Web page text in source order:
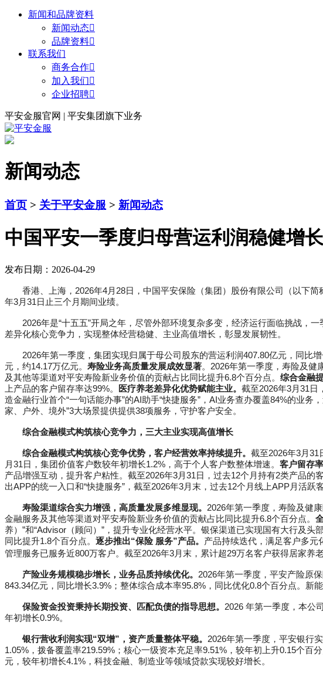
新闻和品牌资料
新闻动态
品牌资料
联系我们
商务合作
加入我们
企业招聘
平安金服官网 | 平安集团旗下业务
新闻动态
首页 > 关于平安金服 > 新闻动态
中国平安一季度归母营运利润稳健增
发布日期：2026-04-29
香港、上海，2026年4月28日，中国平安保险（集团）股份有限公司（以下
年3月31日止三个月期间业绩。
2026年是“十五五”开局之年，尽管外部环境复杂多变，经济运行面临挑战，
差异化核心竞争力，实现整体经营稳健、主业高值增长，彰显发展韧性。
2026年第一季度，集团实现归属于母公司股东的营运利润407.80亿元，同比
元，约14.17万亿元。 寿险业务高质量发展成效显著。2026年第一季度，寿险及健
及其他等渠道对平安寿险新业务价值的贡献占比同比提升6.8个百分点。 综合金融
上产品的客户留存率达99%。
医疗养老差异化优势赋能主业。 截至2026年3月31日
造金融行业首个“一句话能办事”的AI助手“快捷服务”，AI业务查办覆盖84%的业
家、户外、境外”3大场景提供提供38项服务，守护客户安全。
综合金融模式构筑核心竞争力，三大主业实现高值增长
综合金融模式构筑核心竞争优势，客户经营效率持续提升。 截至2026年3月31
月31日，集团价值客户数较年初增长1.2%，高于个人客户数整体增速。 客户留存
产品增强互动，提升客户粘性。截至2026年3月31日，过去12个月持有2类产品的
出APP的统一入口和“快捷服务”，截至2026年3月末，过去12个月线上APP月活跃
寿险渠道综合实力增强，高质量发展多维显现。 2026年第一季度，寿险及健
金融服务及其他等渠道对平安寿险新业务价值的贡献占比同比提升6.8个百分点。
养）”和“Advisor（顾问）”，提升专业化经营水平。银保渠道已实现国有大行及
同比提升1.8个百分点。 逐步推出“保险 服务”产品。 产品持续迭代，满足客户多元
管理服务已服务近800万客户。截至2026年3月末，累计超29万名客户获得居家养
产险业务规模稳步增长，业务品质持续优化。 2026年第一季度，平安产险原
843.34亿元，同比增长3.9%；整体综合成本率95.8%，同比优化0.8个百分点。新
保险资金投资秉持长期投资、匹配负债的指导思想。 2026 年第一季度，本公
年初增长0.9%。
银行营收利润实现“双增”，资产质量整体平稳。 2026年第一季度，平安银行
1.05%，拨备覆盖率219.59%；核心一级资本充足率9.51%，较年初上升0.15个
元，较年初增长4.1%，科技金融、制造业等领域贷款实现较好增长。